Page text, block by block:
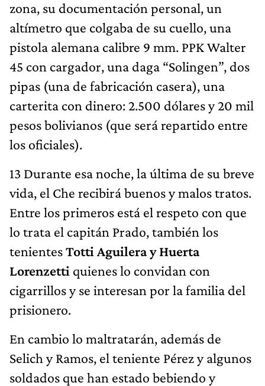
zona, su documentación personal, un
altímetro que colgaba de su cuello, una
pistola alemana calibre 9 mm. PPK Walter
45 con cargador, una daga “Solingen”, dos
pipas (una de fabricación casera), una
carterita con dinero: 2.500 dólares y 20 mil
pesos bolivianos (que será repartido entre
los oficiales).
13 Durante esa noche, la última de su breve
vida, el Che recibirá buenos y malos tratos.
Entre los primeros está el respeto con que
lo trata el capitán Prado, también los
tenientesTotti Aguilera y Huerta
Lorenzetti quienes lo convidan con
cigarrillos y se interesan por la familia del
prisionero.
En cambio lo maltratarán, además de
Selich y Ramos, el teniente Pérez y algunos
soldados que han estado bebiendo y